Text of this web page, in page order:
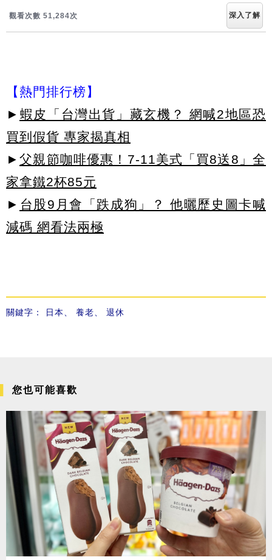
觀看次數 51,286次 深入了解
【熱門排行榜】
► 蝦皮「台灣出貨」藏玄機？ 網喊2地區恐
買到假貨 專家揭真相
► 父親節咖啡優惠！7-11美式「買8送8」全
家拿鐵2杯85元
► 台股9月會「跌成狗」？ 他曬歷史圖卡喊
減碼 網看法兩極
關鍵字： 日本 養老 退休
您也可能喜歡